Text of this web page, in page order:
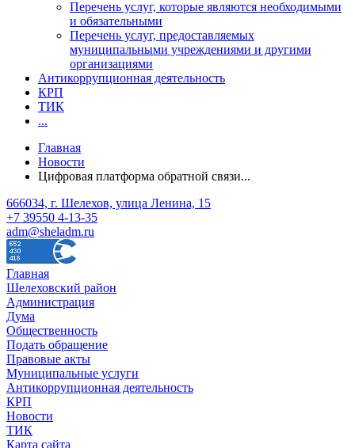
Перечень услуг, которые являются необходимыми
и обязательными
Перечень услуг, предоставляемых
муниципальными учреждениями и другими
организациями
Антикоррупционная деятельность
КРП
ТИК
...
Главная
Новости
Цифровая платформа обратной связи...
666034, г. Шелехов, улица Ленина, 15
+7 39550 4-13-35
adm@sheladm.ru
Главная
Шелеховский район
Администрация
Дума
Общественность
Подать обращение
Правовые акты
Муниципальные услуги
Антикоррупционная деятельность
КРП
Новости
ТИК
Карта сайта